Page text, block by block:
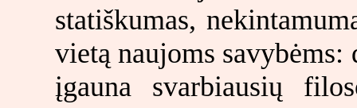
statiškumas,
vietą naujoms
įgauna svarbiausių